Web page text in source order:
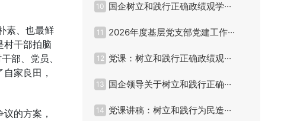
素、也最鲜
村干部拍脑
部、党员、
家良田，
的方案，
10 国企树立和践行正确政绩观学···
11 2026年度基层党支部党建工作···
12 党课：树立和践行正确政绩观···
13 国企领导关于树立和践行正确···
14 党课讲稿：树立和践行为民造···